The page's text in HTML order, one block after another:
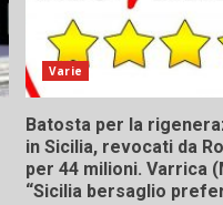
Varie
Batosta per la
in Sicilia, revocati da
per 44 milioni. Varrica
“Sicilia bersaglio